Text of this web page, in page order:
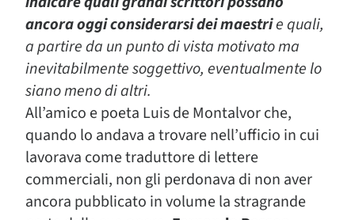
ancora oggi considerarsi dei maestrie quali,
a partire da un punto di vista motivato ma
inevitabilmente soggettivo, eventualmente lo
siano meno di altri.
All’amico e poeta Luis de Montalvor che,
quando lo andava a trovare nell’ufficio in cui
lavorava come traduttore di lettere
commerciali, non gli perdonava di non aver
ancora pubblicato in volume la stragrande